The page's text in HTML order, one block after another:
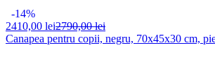
-14%
2410,00 lei2790,00 lei
Canapea pentru copii, negru, 70x45x30 cm,